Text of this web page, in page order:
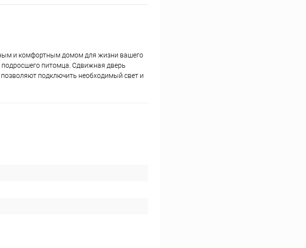
и комфортным домом для жизни вашего
питомца. Сдвижная дверь
позволяют подключить необходимый свет и